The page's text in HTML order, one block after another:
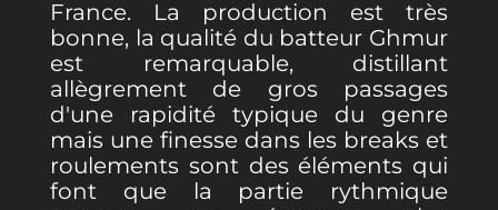
France. La production est très
bonne, la qualité du batteur Ghmur
est remarquable, distillant
allègrement de gros passages
d'une rapidité typique du genre
mais une finesse dans les breaks et
roulements sont des éléments qui
font que la partie rythmique